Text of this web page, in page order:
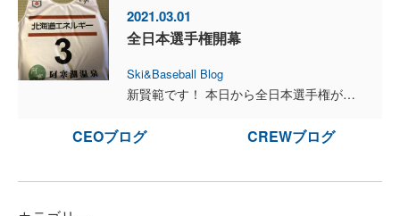
2021.03.01
全日本選手権開幕
Ski&Baseball Blog
新賢範です！ 本日から全日本選手権が阿寒で行われています。明日は男子GSです！ブレインからは新賢範、大村和哉がエントリーしています。もちろん今回の目標は優勝です！大会コースも何本か滑って来ました...
CEOブログ CREWブログ